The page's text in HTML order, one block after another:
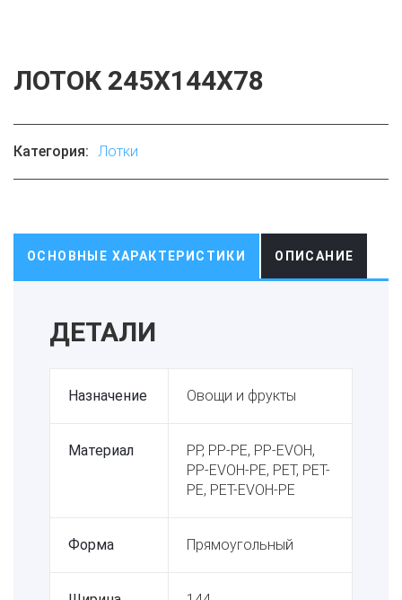
ЛОТОК 245Х144Х78
Категория: Лотки
ОСНОВНЫЕ ХАРАКТЕРИСТИКИ ОПИСАНИЕ
ДЕТАЛИ
Назначение Овощи и фрукты
Материал
PP, PP-PE, PP-EVOH,
PP-EVOH-PE, PET, PET-
PE, PET-EVOH-PE
Форма Прямоугольный